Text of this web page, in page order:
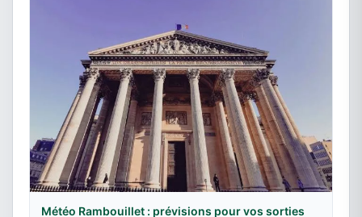
Météo Rambouillet : prévisions pour vos sorties